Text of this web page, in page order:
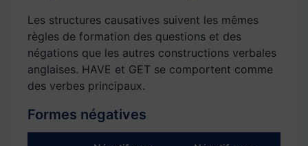
Les structures causatives suivent les mêmes
règles de formation des questions et des
négations que les autres constructions verbales
anglaises. HAVE et GET se comportent comme
des verbes principaux.
Formes négatives